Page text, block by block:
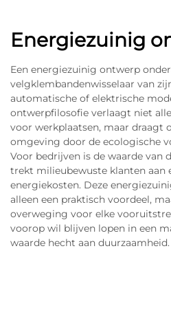
Energiezuinig
Een energiezuinig ontwerp
velgklembandenwisselaar van
automatische of elektrische
ontwerpfilosofie verlaagt niet
voor werkplaatsen, maar draagt
omgeving door de ecologische
Voor bedrijven is de waarde van
trekt milieubewuste klanten aan
energiekosten. Deze
alleen een praktisch voordeel,
overweging voor elke
voorop wil blijven lopen in een
waarde hecht aan duurzaamheid.